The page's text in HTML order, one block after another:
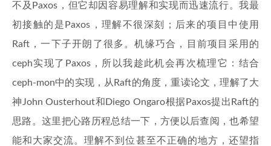
不及Paxos，但它却因容易理解和实现而迅速流行。我最
初接触的是Paxos，理解不很深刻；后来的项目中使用
Raft，一下子开朗了很多。机缘巧合，目前项目采用的
ceph实现了Paxos，所以我趁此机会再次梳理它：结合
ceph-mon中的实现，从Raft的角度，重读论文，理解了大
神John Ousterhout和Diego Ongaro根据Paxos提出Raft的
思路。这里把心路历程总结一下，方便以后查阅，也希望
能和大家交流。理解不到位甚至不正确的地方，还望指